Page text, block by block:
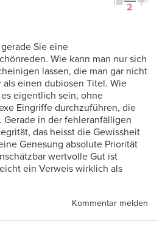
2
Sie eine
Wie kann man nur sich
lassen, die man gar nicht
als einen dubiosen Titel. Wie
eigentlich sein, ohne
Eingriffe durchzuführen, die
Gerade in der fehleranfälligen
das heisst die Gewissheit
Genesung absolute Priorität
wertvolle Gut ist
ein Verweis wirklich als
Kommentar melden